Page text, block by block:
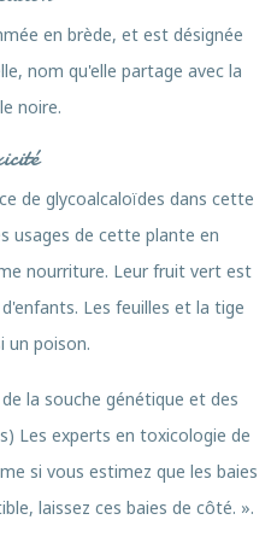
en brède, et est désignée
nom qu'elle partage avec la
noire.
de glycoalcaloïdes dans cette
usages de cette plante en
nourriture. Leur fruit vert est
Les feuilles et la tige
un poison.
la souche génétique et des
Les experts en toxicologie de
si vous estimez que les baies
laissez ces baies de côté. ».